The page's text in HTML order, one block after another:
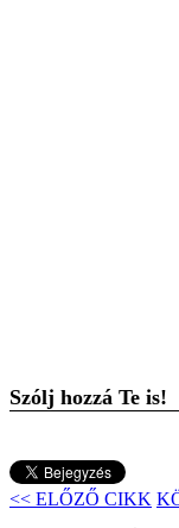
Szólj hozzá Te is!
<< ELŐZŐ CIKK